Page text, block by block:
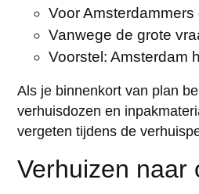
Voor
Vanwege de grote
Voorstel: Amsterdam
Als je binnenkort van plan
verhuisdozen en
vergeten tijdens de
Verhuizen naar